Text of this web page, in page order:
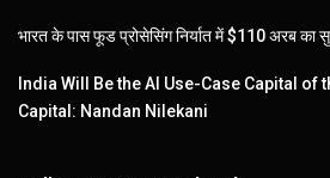
भारत के पास फूड प्रोसेसिंग निर्यात में $110 अरब का
India Will Be the AI Use-Case Capital of
Capital: Nandan Nilekani